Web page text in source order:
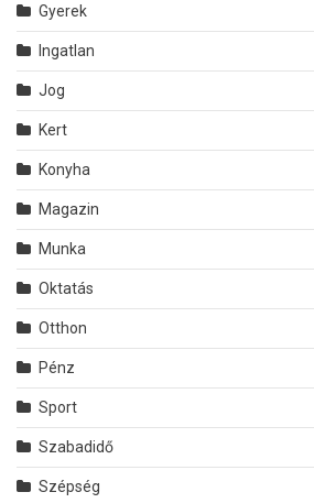
Gyerek
Ingatlan
Jog
Kert
Konyha
Magazin
Munka
Oktatás
Otthon
Pénz
Sport
Szabadidő
Szépség